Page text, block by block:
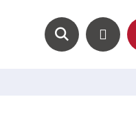
Magazín
Hledat